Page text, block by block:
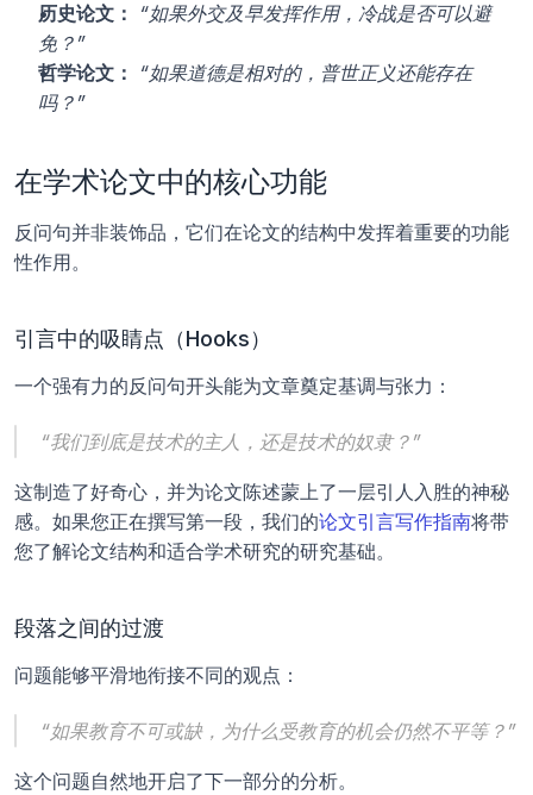
历史论文：
“如果外交及早发挥作用，冷战是否可以避
免？”
哲学论文：
“如果道德是相对的，普世正义还能存在
吗？”
在学术论文中的核心功能
反问句并非装饰品，它们在论文的结构中发挥着重要的功能
性作用。
引言中的吸睛点（Hooks）
一个强有力的反问句开头能为文章奠定基调与张力：
“我们到底是技术的主人，还是技术的奴隶？”
这制造了好奇心，并为论文陈述蒙上了一层引人入胜的神秘
感。如果您正在撰写第一段，我们的论文引言写作指南将带
您了解论文结构和适合学术研究的研究基础。
段落之间的过渡
问题能够平滑地衔接不同的观点：
“如果教育不可或缺，为什么受教育的机会仍然不平等？”
这个问题自然地开启了下一部分的分析。